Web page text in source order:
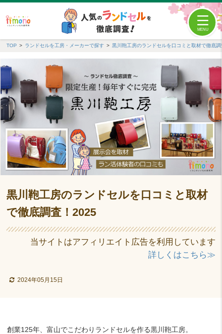
TOP ランドセルを工房・メーカーで探す 黒川鞄工房のランドセルを口コミと取材で徹底
黒川鞄工房のランドセルを口コミと取材
で徹底調査！2025
当サイトはアフィリエイト広告を利用しています
詳しくはこちら≫
2024年05月15日
創業125年、富山でこだわりランドセルを作る黒川鞄工房。